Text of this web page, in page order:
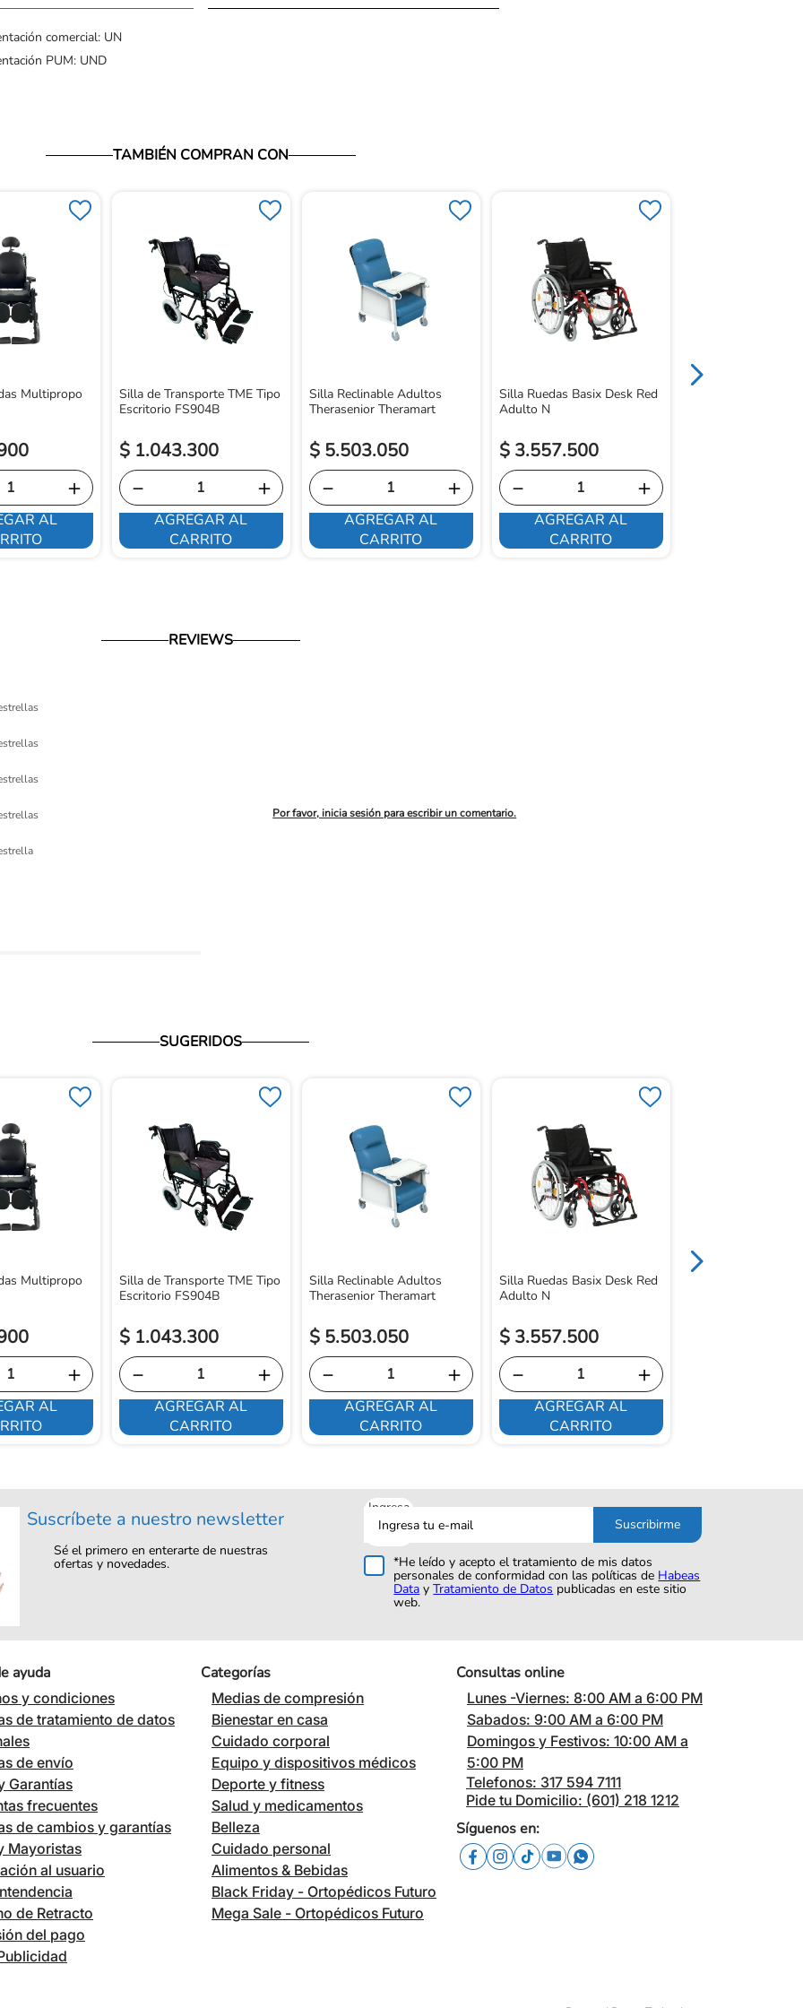
comercial: UN
PUM: UND
TAMBIÉN COMPRAN CON
Multipropo
＋
AL
Silla de Transporte TME Tipo
Escritorio FS904B
$ 1.043.300
＋
－
AGREGAR AL
CARRITO
Silla Reclinable Adultos
Therasenior Theramart
$ 5.503.050
＋
－
AGREGAR AL
CARRITO
Silla Ruedas Basix Desk Red
Adulto N
$ 3.557.500
＋
－
AGREGAR AL
CARRITO
REVIEWS
Por favor, inicia sesión para escribir un comentario.
SUGERIDOS
Multipropo
＋
AL
Silla de Transporte TME Tipo
Escritorio FS904B
$ 1.043.300
＋
－
AGREGAR AL
CARRITO
Silla Reclinable Adultos
Therasenior Theramart
$ 5.503.050
＋
－
AGREGAR AL
CARRITO
Silla Ruedas Basix Desk Red
Adulto N
$ 3.557.500
＋
－
AGREGAR AL
CARRITO
Suscríbete a nuestro newsletter
Sé el primero en enterarte de nuestras
ofertas y novedades.
Ingresa
tu
correo
Suscribirme
*He leído y acepto el tratamiento de mis datos
personales de conformidad con las políticas de Habeas
Data yTratamiento de Datos publicadas en este sitio
web.
ayuda
y condiciones
de tratamiento de datos
de envío
Garantías
frecuentes
de cambios y garantías
Mayoristas
al usuario
de Retracto
del pago
Categorías
Medias de compresión
Bienestar en casa
Cuidado corporal
Equipo y dispositivos médicos
Deporte y fitness
Salud y medicamentos
Belleza
Cuidado personal
Alimentos & Bebidas
Black Friday - Ortopédicos Futuro
Mega Sale - Ortopédicos Futuro
Consultas online
Lunes -Viernes: 8:00 AM a 6:00 PM
Sabados: 9:00 AM a 6:00 PM
Domingos y Festivos: 10:00 AM a
5:00 PM
Telefonos: 317 594 7111
Pide tu Domicilio: (601) 218 1212
Síguenos en: